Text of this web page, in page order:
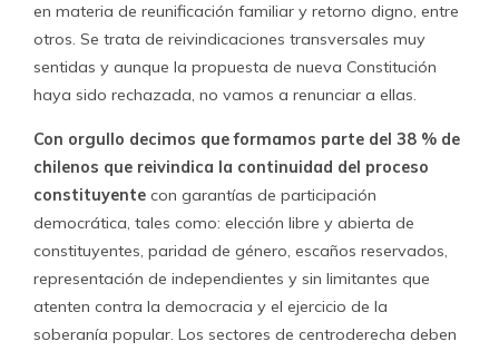
en materia de reunificación familiar y retorno digno, entre
otros. Se trata de reivindicaciones transversales muy
sentidas y aunque la propuesta de nueva Constitución
haya sido rechazada, no vamos a renunciar a ellas.
Con orgullo decimos que formamos parte del 38 % de
chilenos que reivindica la continuidad del proceso
constituyente con garantías de participación
democrática, tales como: elección libre y abierta de
constituyentes, paridad de género, escaños reservados,
representación de independientes y sin limitantes que
atenten contra la democracia y el ejercicio de la
soberanía popular. Los sectores de centroderecha deben